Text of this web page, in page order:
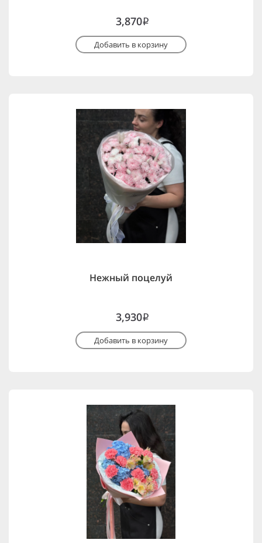
3,870i
Добавить в корзину
Нежный поцелуй
3,930i
Добавить в корзину